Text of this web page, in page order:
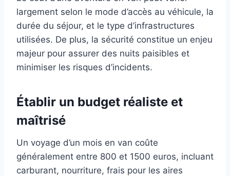
largement selon le mode d’accès au véhicule, la
durée du séjour, et le type d’infrastructures
utilisées. De plus, la sécurité constitue un enjeu
majeur pour assurer des nuits paisibles et
minimiser les risques d’incidents.
Établir un budget réaliste et
maîtrisé
Un voyage d’un mois en van coûte
généralement entre 800 et 1500 euros, incluant
carburant, nourriture, frais pour les aires